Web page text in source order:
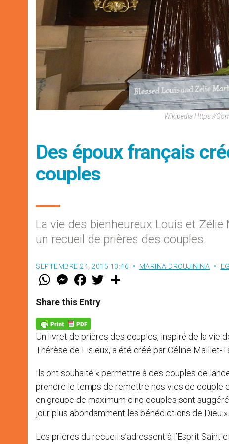
Wikipedia Https://
Des époux français
couples
La vie des bienheureux Louis et
un recueil de prières des couples.
SEPTEMBRE 24, 2015 13:46 MARINA DROUJININA
W
t
s
p
p
M
e
s
e
g
e
r
F
a
e
b
k
w
Share this Entry
Un livret de prières des couples, inspiré de la vie
Thérèse de Lisieux, a été créé par Céline Maillet-
Ils ont souhaité « permettre à des couples de
prendre le temps de remettre nos vies de couple
en groupe de maximum cinq couples sont
jour plus abondamment les bénédictions de Dieu ».
Les prières du recueil s’adressent à l’Esprit